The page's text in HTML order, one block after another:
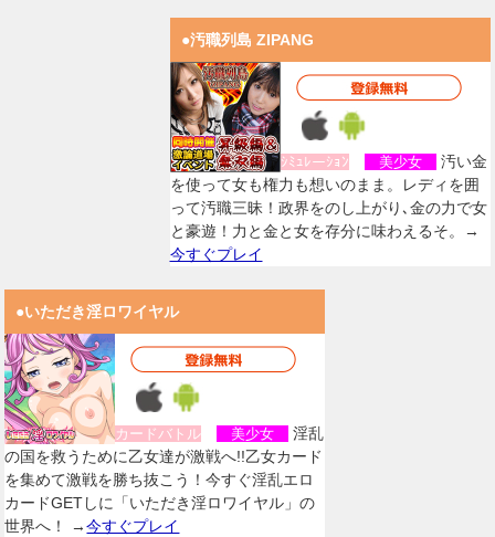
●汚職列島 ZIPANG
ｼﾐｭﾚーｼｮﾝ 美少女
汚い金
を使って女も権力も想いのまま。レディを囲
って汚職三昧！政界をのし上がり､金の力で女
と豪遊！力と金と女を存分に味わえるそ。→
今すぐプレイ
●いただき淫ロワイヤル
カードバトル 美少女
淫乱
の国を救うために乙女達が激戦へ!!乙女カード
を集めて激戦を勝ち抜こう！今すぐ淫乱エロ
カードGETしに「いただき淫ロワイヤル」の
世界へ！ →今すぐプレイ